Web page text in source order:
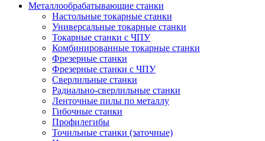
Металлообрабатывающие станки
Настольные токарные станки
Универсальные токарные станки
Токарные станки с ЧПУ
Комбинированные токарные станки
Фрезерные станки
Фрезерные станки с ЧПУ
Сверлильные станки
Радиально-сверлильные станки
Ленточные пилы по металлу
Гибочные станки
Профилегибы
Точильные станки (заточные)